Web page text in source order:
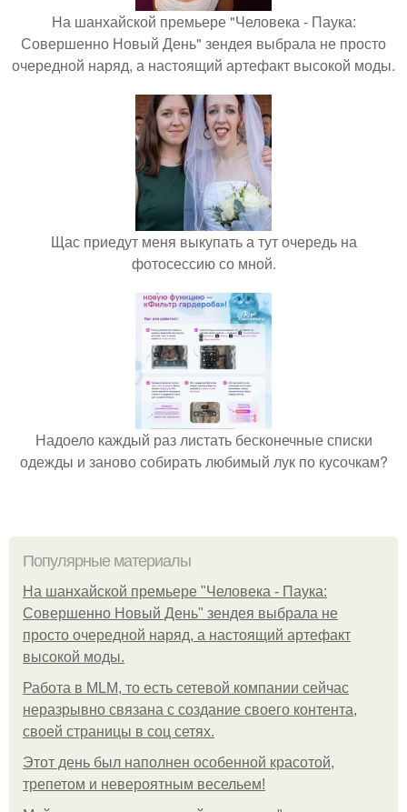
На шанхайской премьере "Человека - Паука:
Совершенно Новый День" зендея выбрала не просто
очередной наряд, а настоящий артефакт высокой моды.
Щас приедут меня выкупать а тут очередь на
фотосессию со мной.
Надоело каждый раз листать бесконечные списки
одежды и заново собирать любимый лук по кусочкам?
Популярные материалы
На шанхайской премьере "Человека - Паука:
Совершенно Новый День" зендея выбрала не
просто очередной наряд, а настоящий артефакт
высокой моды.
Работа в MLM, то есть сетевой компании сейчас
неразрывно связана с создание своего контента,
своей страницы в соц сетях.
Этот день был наполнен особенной красотой,
трепетом и невероятным весельем!